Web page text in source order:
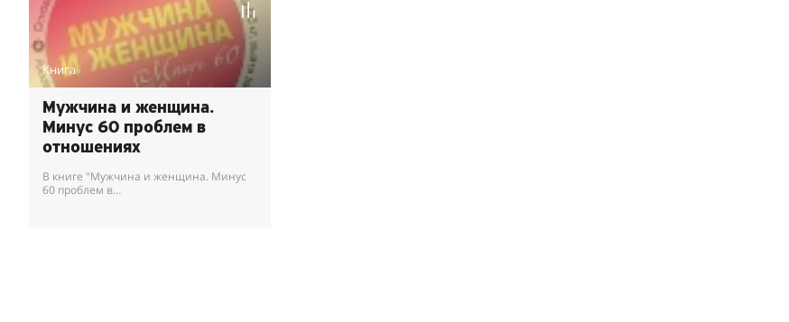
Книга
Мужчина и женщина.
Минус 60 проблем в
отношениях
В книге "Мужчина и женщина. Минус
60 проблем в